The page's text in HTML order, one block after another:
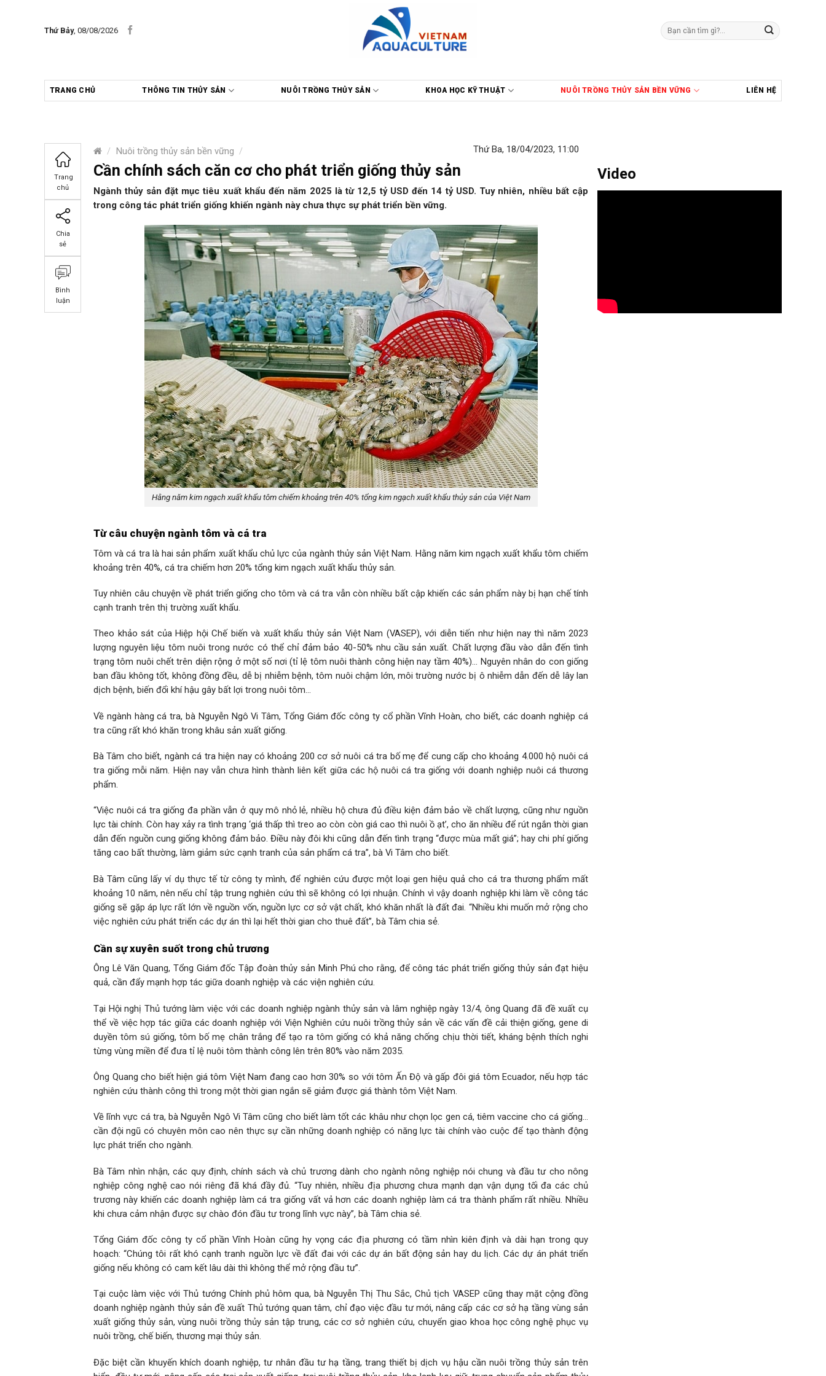
Thứ Bảy, 08/08/2026
Tìm
kiếm:
TRANG CHỦ THÔNG TIN THỦY SẢN NUÔI TRỒNG THỦY SẢN KHOA HỌC KỸ THUẬT NUÔI TRỒNG THỦY SẢN BỀN VỮNG LIÊN HỆ
/ Nuôi trồng thủy sản bền vững /
Trang
chủ
Chia
sẻ
Bình
luận
Thứ Ba, 18/04/2023, 11:00
Cần chính sách căn cơ cho phát triển giống thủy sản
Ngành thủy sản đặt mục tiêu xuất khẩu đến năm 2025 là từ 12,5 tỷ USD đến 14 tỷ USD. Tuy nhiên, nhiều bất cập
trong công tác phát triển giống khiến ngành này chưa thực sự phát triển bền vững.
Hằng năm kim ngạch xuất khẩu tôm chiếm khoảng trên 40% tổng kim ngạch xuất khẩu thủy sản của Việt Nam
Từ câu chuyện ngành tôm và cá tra
Tôm và cá tra là hai sản phẩm xuất khẩu chủ lực của ngành thủy sản Việt Nam. Hằng năm kim ngạch xuất khẩu tôm chiếm
khoảng trên 40%, cá tra chiếm hơn 20% tổng kim ngạch xuất khẩu thủy sản.
Tuy nhiên câu chuyện về phát triển giống cho tôm và cá tra vẫn còn nhiều bất cập khiến các sản phẩm này bị hạn chế tính
cạnh tranh trên thị trường xuất khẩu.
Theo khảo sát của Hiệp hội Chế biến và xuất khẩu thủy sản Việt Nam (VASEP), với diễn tiến như hiện nay thì năm 2023
lượng nguyên liệu tôm nuôi trong nước có thể chỉ đảm bảo 40-50% nhu cầu sản xuất. Chất lượng đầu vào dẫn đến tình
trạng tôm nuôi chết trên diện rộng ở một số nơi (tỉ lệ tôm nuôi thành công hiện nay tầm 40%)… Nguyên nhân do con giống
ban đầu không tốt, không đồng đều, dễ bị nhiễm bệnh, tôm nuôi chậm lớn, môi trường nước bị ô nhiễm dẫn đến dễ lây lan
dịch bệnh, biến đổi khí hậu gây bất lợi trong nuôi tôm…
Về ngành hàng cá tra, bà Nguyễn Ngô Vi Tâm, Tổng Giám đốc công ty cổ phần Vĩnh Hoàn, cho biết, các doanh nghiệp cá
tra cũng rất khó khăn trong khâu sản xuất giống.
Bà Tâm cho biết, ngành cá tra hiện nay có khoảng 200 cơ sở nuôi cá tra bố mẹ để cung cấp cho khoảng 4.000 hộ nuôi cá
tra giống mỗi năm. Hiện nay vẫn chưa hình thành liên kết giữa các hộ nuôi cá tra giống với doanh nghiệp nuôi cá thương
phẩm.
“Việc nuôi cá tra giống đa phần vẫn ở quy mô nhỏ lẻ, nhiều hộ chưa đủ điều kiện đảm bảo về chất lượng, cũng như nguồn
lực tài chính. Còn hay xảy ra tình trạng ‘giá thấp thì treo ao còn còn giá cao thì nuôi ồ ạt’, cho ăn nhiều để rút ngắn thời gian
dẫn đến nguồn cung giống không đảm bảo. Điều này đôi khi cũng dẫn đến tình trạng “được mùa mất giá”; hay chi phí giống
tăng cao bất thường, làm giảm sức cạnh tranh của sản phẩm cá tra”, bà Vi Tâm cho biết.
Bà Tâm cũng lấy ví dụ thực tế từ công ty mình, để nghiên cứu được một loại gen hiệu quả cho cá tra thương phẩm mất
khoảng 10 năm, nên nếu chỉ tập trung nghiên cứu thì sẽ không có lợi nhuận. Chính vì vậy doanh nghiệp khi làm về công tác
giống sẽ gặp áp lực rất lớn về nguồn vốn, nguồn lực cơ sở vật chất, khó khăn nhất là đất đai. “Nhiều khi muốn mở rộng cho
việc nghiên cứu phát triển các dự án thì lại hết thời gian cho thuê đất”, bà Tâm chia sẻ.
Cần sự xuyên suốt trong chủ trương
Ông Lê Văn Quang, Tổng Giám đốc Tập đoàn thủy sản Minh Phú cho rằng, để công tác phát triển giống thủy sản đạt hiệu
quả, cần đẩy mạnh hợp tác giữa doanh nghiệp và các viện nghiên cứu.
Tại Hội nghị Thủ tướng làm việc với các doanh nghiệp ngành thủy sản và lâm nghiệp ngày 13/4, ông Quang đã đề xuất cụ
thể về việc hợp tác giữa các doanh nghiệp với Viện Nghiên cứu nuôi trồng thủy sản về các vấn đề cải thiện giống, gene di
duyền tôm sú giống, tôm bố mẹ chân trắng để tạo ra tôm giống có khả năng chống chịu thời tiết, kháng bệnh thích nghi
từng vùng miền để đưa tỉ lệ nuôi tôm thành công lên trên 80% vào năm 2035.
Ông Quang cho biết hiện giá tôm Việt Nam đang cao hơn 30% so với tôm Ấn Độ và gấp đôi giá tôm Ecuador, nếu hợp tác
nghiên cứu thành công thì trong một thời gian ngắn sẽ giảm được giá thành tôm Việt Nam.
Về lĩnh vực cá tra, bà Nguyễn Ngô Vi Tâm cũng cho biết làm tốt các khâu như chọn lọc gen cá, tiêm vaccine cho cá giống…
cần đội ngũ có chuyên môn cao nên thực sự cần những doanh nghiệp có năng lực tài chính vào cuộc để tạo thành động
lực phát triển cho ngành.
Bà Tâm nhìn nhận, các quy định, chính sách và chủ trương dành cho ngành nông nghiệp nói chung và đầu tư cho nông
nghiệp công nghệ cao nói riêng đã khá đầy đủ. “Tuy nhiên, nhiều địa phương chưa mạnh dạn vận dụng tối đa các chủ
trương này khiến các doanh nghiệp làm cá tra giống vất vả hơn các doanh nghiệp làm cá tra thành phẩm rất nhiều. Nhiều
khi chưa cảm nhận được sự chào đón đầu tư trong lĩnh vực này”, bà Tâm chia sẻ.
Tổng Giám đốc công ty cổ phần Vĩnh Hoàn cũng hy vọng các địa phương có tầm nhìn kiên định và dài hạn trong quy
hoạch: “Chúng tôi rất khó cạnh tranh nguồn lực về đất đai với các dự án bất động sản hay du lịch. Các dự án phát triển
giống nếu không có cam kết lâu dài thì không thể mở rộng đầu tư”.
Tại cuộc làm việc với Thủ tướng Chính phủ hôm qua, bà Nguyễn Thị Thu Sắc, Chủ tịch VASEP cũng thay mặt cộng đồng
doanh nghiệp ngành thủy sản đề xuất Thủ tướng quan tâm, chỉ đạo việc đầu tư mới, nâng cấp các cơ sở hạ tầng vùng sản
xuất giống thủy sản, vùng nuôi trồng thủy sản tập trung, các cơ sở nghiên cứu, chuyển giao khoa học công nghệ phục vụ
nuôi trồng, chế biến, thương mại thủy sản.
Đặc biệt cần khuyến khích doanh nghiệp, tư nhân đầu tư hạ tầng, trang thiết bị dịch vụ hậu cần nuôi trồng thủy sản trên
Video